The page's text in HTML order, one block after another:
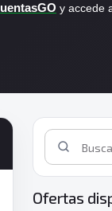
y accede
Ofertas